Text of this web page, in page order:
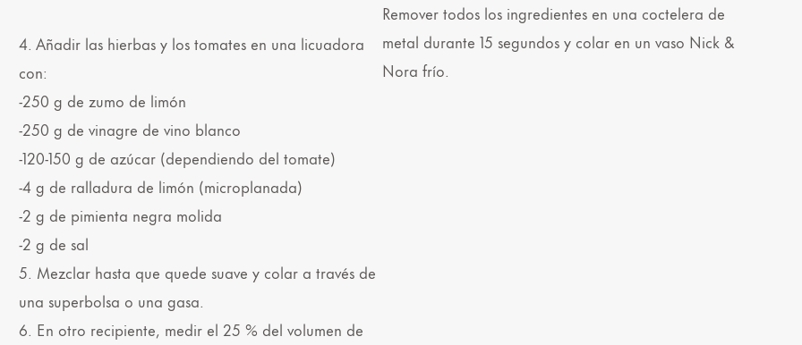
4. Añadir las hierbas y los tomates en una licuadora
con:
-250 g de zumo de limón
-250 g de vinagre de vino blanco
-120-150 g de azúcar (dependiendo del tomate)
-4 g de ralladura de limón (microplanada)
-2 g de pimienta negra molida
-2 g de sal
5. Mezclar hasta que quede suave y colar a través de
una superbolsa o una gasa.
6. En otro recipiente, medir el 25 % del volumen de
Remover todos los ingredientes en una coctelera de
metal durante 15 segundos y colar en un vaso Nick &
Nora frío.